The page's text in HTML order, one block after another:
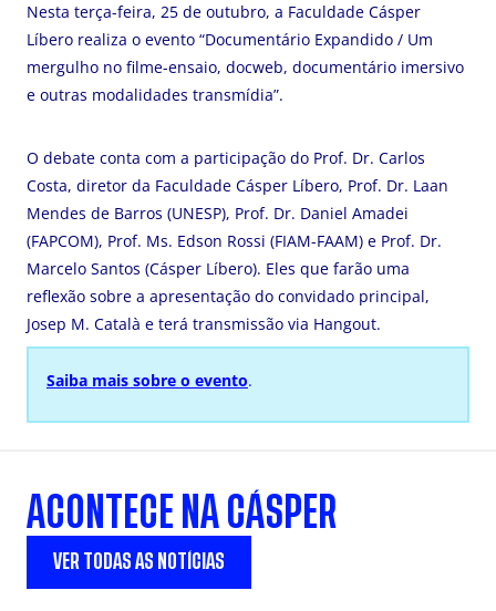
Nesta terça-feira, 25 de outubro, a Faculdade Cásper
Líbero realiza o evento “Documentário Expandido / Um
mergulho no filme-ensaio, docweb, documentário imersivo
e outras modalidades transmídia”.
O debate conta com a participação do Prof. Dr. Carlos
Costa, diretor da Faculdade Cásper Líbero, Prof. Dr. Laan
Mendes de Barros (UNESP), Prof. Dr. Daniel Amadei
(FAPCOM), Prof. Ms. Edson Rossi (FIAM-FAAM) e Prof. Dr.
Marcelo Santos (Cásper Líbero). Eles que farão uma
reflexão sobre a apresentação do convidado principal,
Josep M. Català e terá transmissão via Hangout.
Saiba mais sobre o evento.
ACONTECE NA CÁSPER
VER TODAS AS NOTÍCIAS